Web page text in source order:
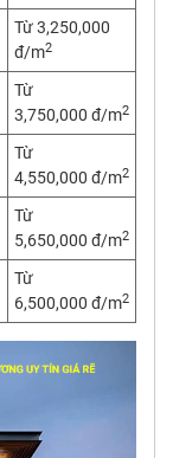
Từ 3,250,000
đ/m2
Từ
3,750,000 đ/m2
Từ
4,550,000 đ/m2
Từ
5,650,000 đ/m2
Từ
6,500,000 đ/m2